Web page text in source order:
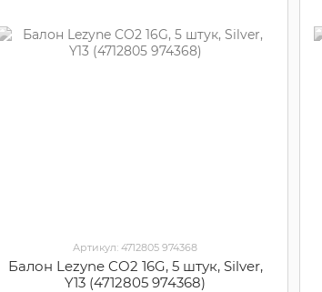
Артикул: 4712805 974368
Балон Lezyne CO2 16G, 5 штук, Silver,
Y13 (4712805 974368)